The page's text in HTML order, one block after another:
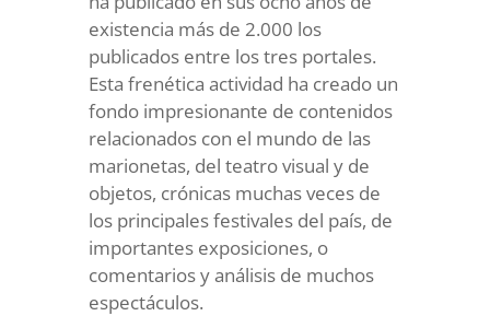
existencia más de 2.000 los
publicados entre los tres portales.
Esta frenética actividad ha creado un
fondo impresionante de contenidos
relacionados con el mundo de las
marionetas, del teatro visual y de
objetos, crónicas muchas veces de
los principales festivales del país, de
importantes exposiciones, o
comentarios y análisis de muchos
espectáculos.